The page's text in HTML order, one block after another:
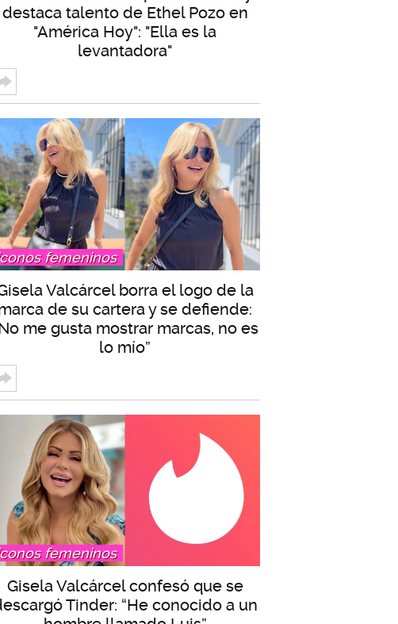
destaca talento de Ethel Pozo en
"América Hoy": "Ella es la
levantadora"
femeninos
Valcárcel borra el logo de la
de su cartera y se defiende:
me gusta mostrar marcas, no es
lo mío”
femeninos
Gisela Valcárcel confesó que se
Tinder: “He conocido a un